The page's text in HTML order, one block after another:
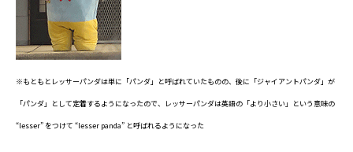
※もともとレッサーパンダは単に「パンダ」と呼ばれていたものの、後に「ジャイアントパンダ」が
「パンダ」として定着するようになったので、レッサーパンダは英語の「より小さい」という意味の
“lesser” をつけて “lesser panda” と呼ばれるようになった